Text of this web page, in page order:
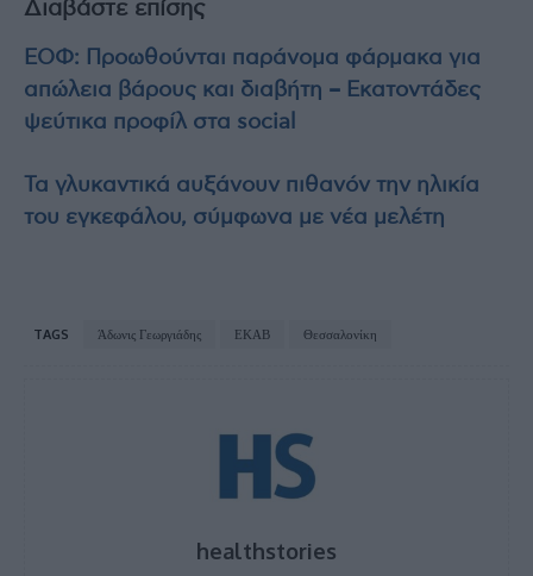
Διαβάστε επίσης
ΕΟΦ: Προωθούνται παράνομα φάρμακα για
απώλεια βάρους και διαβήτη – Εκατοντάδες
ψεύτικα προφίλ στα social
Τα γλυκαντικά αυξάνουν πιθανόν την ηλικία
του εγκεφάλου, σύμφωνα με νέα μελέτη
TAGS Άδωνις Γεωργιάδης ΕΚΑΒ Θεσσαλονίκη
healthstories